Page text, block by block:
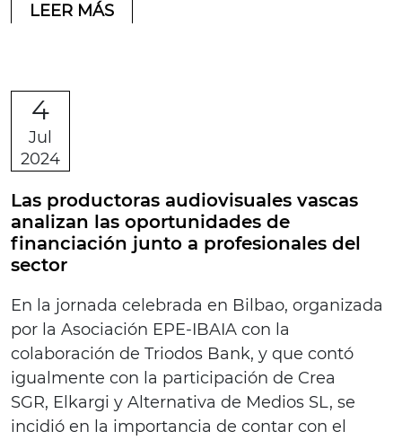
LEER MÁS
4
Jul
2024
Las productoras audiovisuales vascas
analizan las oportunidades de
financiación junto a profesionales del
sector
En la jornada celebrada en Bilbao, organizada
por la Asociación EPE-IBAIA con la
colaboración de Triodos Bank, y que contó
igualmente con la participación de Crea
SGR, Elkargi y Alternativa de Medios SL, se
incidió en la importancia de contar con el